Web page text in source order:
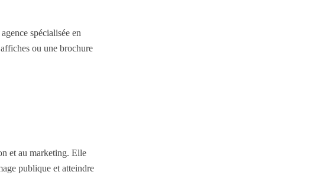
spécialisée en
ou une brochure
et au marketing. Elle
publique et atteindre